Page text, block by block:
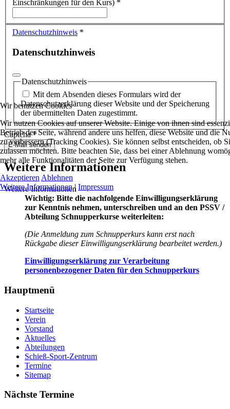
Einschränkungen für den Kurs) *
Datenschutzhinweis *
Datenschutzhinweis
Datenschutzhinweis
Mit dem Absenden dieses Formulars wird der
Datenschutzerklärung dieser Website und der Speicherung
der übermittelten Daten zugestimmt.
Captcha*
E-Mail senden
Weitere Informationen
Weitere Informationen
Wichtig: Bitte die nachfolgende Einwilligungserklärung
zur Kenntnis nehmen, unterschreiben und an den PSSV /
Abteilung Schnupperkurse weiterleiten:
(Die Anmeldung zum Schnupperkurs kann erst nach
Rückgabe dieser Einwilligungserklärung bearbeitet werden.)
Einwilligungserklärung zur Verarbeitung
personenbezogener Daten für den Schnupperkurs
Hauptmenü
Startseite
Verein
Vorstand
Aktuelles
Abteilungen
Schieß-Sport-Zentrum
Termine
Sitemap
Nächste Termine
Wir benutzen Cookies
Wir nutzen Cookies auf unserer Website. Einige von ihnen sind
Betrieb der Seite, während andere uns helfen, diese Website und die
zu verbessern (Tracking Cookies). Sie können selbst entscheiden, ob
zulassen möchten. Bitte beachten Sie, dass bei einer Ablehnung
mehr alle Funktionalitäten der Seite zur Verfügung stehen.
Akzeptieren Ablehnen
Weitere Informationen| Impressum